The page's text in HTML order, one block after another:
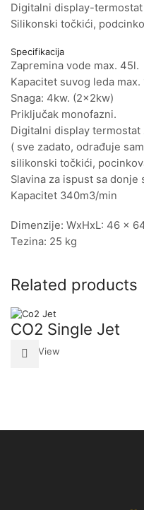
Digitalni display-
Silikonski točkići,
Specifikacija
Zapremina vode max. 45l.
Kapacitet suvog leda max.
Snaga: 4kw. (2x2kw)
Priključak monofazni.
Digitalni display termostat
( sve zadato, odrađuje
silikonski točkići,
Slavina za ispust sa donje
Kapacitet 340m3/min
Dimenzije: WxHxL: 46 x
Tezina: 25 kg
Related products
CO2 Single Jet
Quick View